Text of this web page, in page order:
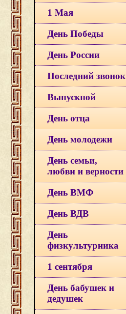
1 Мая
День Победы
День России
Последний звонок
Выпускной
День отца
День молодежи
День семьи,
любви и верности
День ВМФ
День ВДВ
День
физкультурника
1 сентября
День бабушек и
дедушек